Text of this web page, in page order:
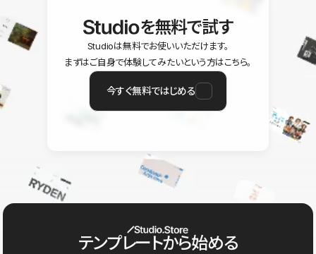
を無料で試す
Studioは無料でお使いいただけます。
まずはご自身で体験してみたいという方はこちら。
今すぐ無料ではじめる
テンプレートから始める